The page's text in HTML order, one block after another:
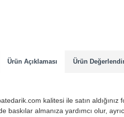
Ürün Açıklaması Ürün
kalitesi ile satın
baskılar almanıza yardımcı olur,